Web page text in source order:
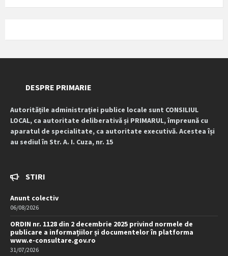
DESPRE PRIMARIE
Autoritățile administrației publice locale sunt CONSILIUL
LOCAL, ca autoritate deliberativă și PRIMARUL, împreună cu
aparatul de specialitate, ca autoritate executivă. Acestea își
au sediul în Str. A. I. Cuza, nr. 15
STIRI
Anunt colectiv
06/08/2026
ORDIN nr. 1128 din 2 decembrie 2025 privind normele de
publicare a informațiilor și documentelor în platforma
www.e-consultare.gov.ro
31/07/2026